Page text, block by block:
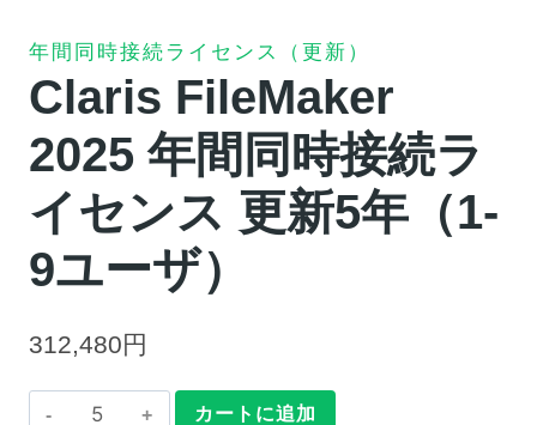
年間同時接続ライセンス（更新）
Claris FileMaker
2025 年間同時接続ラ
イセンス 更新5年（1-
9ユーザ）
312,480円
Claris
カートに追加